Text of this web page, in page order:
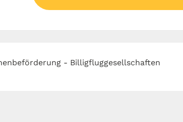
- Billigfluggesellschaften